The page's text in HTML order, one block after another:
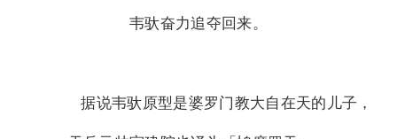
韦驮奋力追夺回来。
据说韦驮原型是婆罗门教大自在天的儿子，